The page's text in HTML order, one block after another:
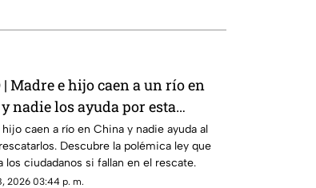
| Madre e hijo caen a un río en
nadie los ayuda por esta
razón
hijo caen a río en China y nadie ayuda al
Descubre la polémica ley que
los ciudadanos si fallan en el rescate.
2026 03:44 p. m.